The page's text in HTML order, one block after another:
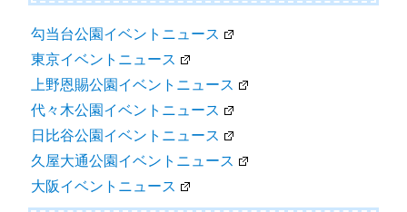
勾当台公園イベントニュース
東京イベントニュース
上野恩賜公園イベントニュース
代々木公園イベントニュース
日比谷公園イベントニュース
久屋大通公園イベントニュース
大阪イベントニュース